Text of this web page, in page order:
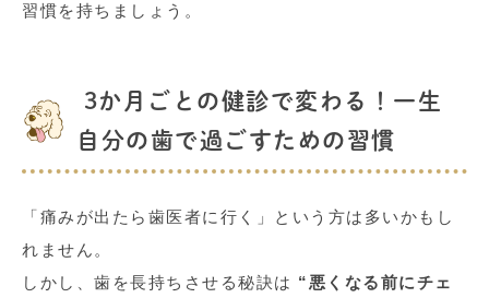
習慣を持ちましょう。
3か月ごとの健診で変わる！一生
自分の歯で過ごすための習慣
「痛みが出たら歯医者に行く」という方は多いかもし
れません。
しかし、歯を長持ちさせる秘訣は “ 悪くなる前にチェ